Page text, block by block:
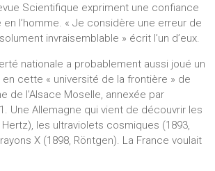
Scientifique expriment une confiance
l’homme. « Je considère une erreur de
invraisemblable » écrit l’un d’eux.
nationale a probablement aussi joué un
cette « université de la frontière » de
de l’Alsace Moselle, annexée par
Une Allemagne qui vient de découvrir les
les ultraviolets cosmiques (1893,
X (1898, Röntgen). La France voulait